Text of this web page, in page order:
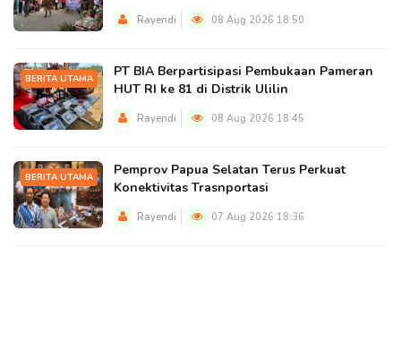
Rayendi 08 Aug 2026 18:50
BERITA UTAMA
PT BIA Berpartisipasi Pembukaan Pameran
HUT RI ke 81 di Distrik Ulilin
Rayendi 08 Aug 2026 18:45
BERITA UTAMA
Pemprov Papua Selatan Terus Perkuat
Konektivitas Trasnportasi
Rayendi 07 Aug 2026 18:36